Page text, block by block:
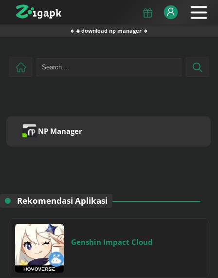
🔹 # download np manager 🔹
NP Manager
Rekomendasi Aplikasi
Genshin Impact Cloud